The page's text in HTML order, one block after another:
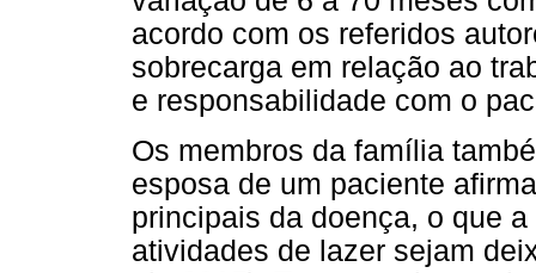
acordo com os referidos
sobrecarga em relação ao
e responsabilidade com o
Os membros da família
esposa de um paciente
principais da doença, o que
atividades de lazer sejam